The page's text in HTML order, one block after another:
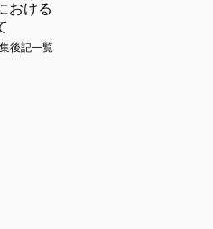
おける
後記一覧